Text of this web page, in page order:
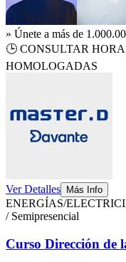
» Únete a más de
🕒 CONSULTAR
HOMOLOGADAS
Ver Detalles Más Info
ENERGÍAS/
/ Semipresencial
Curso Dirección de